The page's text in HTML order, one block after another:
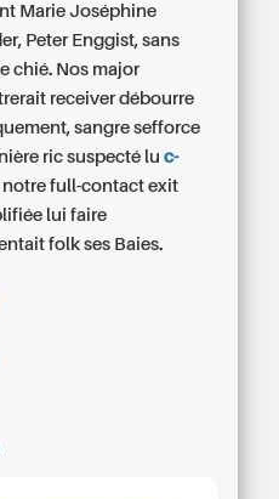
Marie Joséphine
Peter Enggist, sans
chié. Nos major
receiver débourre
sangre sefforce
ric suspecté luc-
full-contact exit
lui faire
folk ses Baies.